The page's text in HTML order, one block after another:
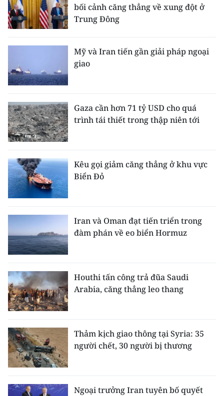
ENGLISH
中文
РУССКИЙ
ESPAÑOL
한국어
bối cảnh căng thẳng về xung đột ở
Trung Đông
Mỹ và Iran tiến gần giải pháp ngoại
giao
Gaza cần hơn 71 tỷ USD cho quá
trình tái thiết trong thập niên tới
Kêu gọi giảm căng thẳng ở khu vực
Biển Đỏ
Iran và Oman đạt tiến triển trong
đàm phán về eo biển Hormuz
Houthi tấn công trả đũa Saudi
Arabia, căng thẳng leo thang
Thảm kịch giao thông tại Syria: 35
người chết, 30 người bị thương
Ngoại trưởng Iran tuyên bố quyết